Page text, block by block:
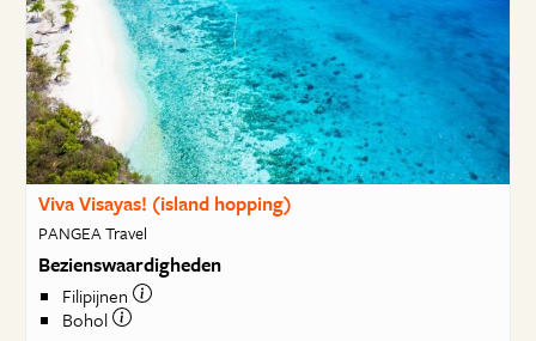
Viva Visayas! (island hopping)
PANGEA Travel
Bezienswaardigheden
Filipijnen
Bohol